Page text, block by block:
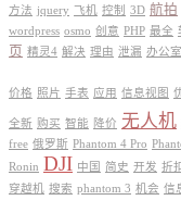
方法 jquery 飞机 控制 3D 航拍
wordpress osmo 创意 PHP 最全
页 精灵4 解决 理由 泄漏 办公室
价格 照片 手表 应用 信息视图
全新 购买 智能 降价 无人机
free 俄罗斯 Phantom 4 Pro
Ronin DJI 中国 简史 开发 折
穿越机 搜索 phantom 3 机会 信